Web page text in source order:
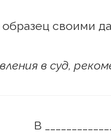
своими
в суд,
В